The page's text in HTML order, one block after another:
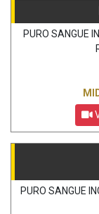
PURO SANGUE
PURO SANGUE